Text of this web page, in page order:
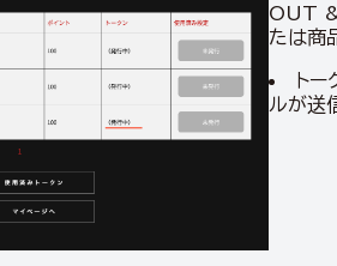
OUT &
たは商
ト
ルが送